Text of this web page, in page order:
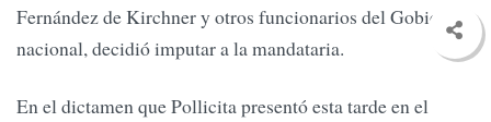
Fernández de Kirchner y otros funcionarios del Gobierno
nacional, decidió imputar a la mandataria.
En el dictamen que Pollicita presentó esta tarde en el